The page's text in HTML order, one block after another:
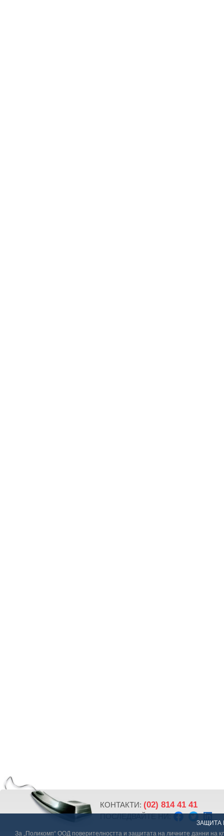
ЗАЩИТА
За „Поликомп“ ООД поверителността и защитата на личните данни на
КОНТАКТИ: (02) 814 41 41
ПОСЛЕДВАЙТЕ НИ: